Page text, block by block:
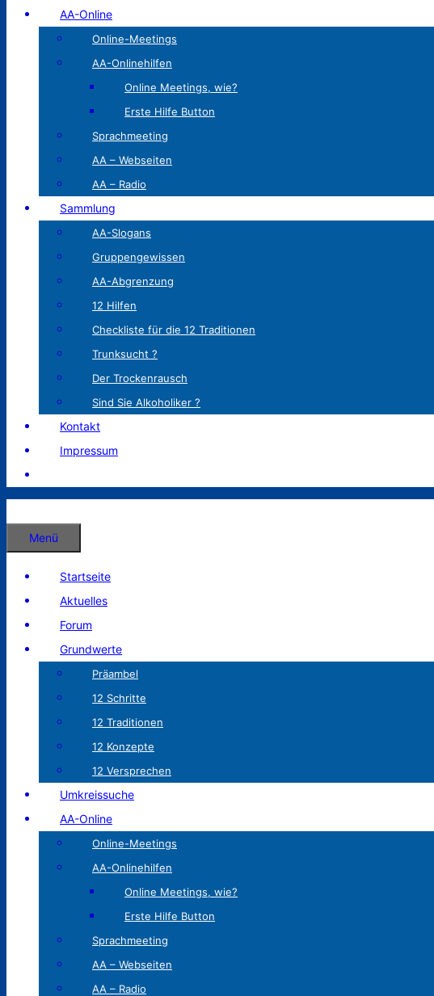
AA-Online
Online-Meetings
AA-Onlinehilfen
Online Meetings, wie?
Erste Hilfe Button
Sprachmeeting
AA – Webseiten
AA – Radio
Sammlung
AA-Slogans
Gruppengewissen
AA-Abgrenzung
12 Hilfen
Checkliste für die 12 Traditionen
Trunksucht ?
Der Trockenrausch
Sind Sie Alkoholiker ?
Kontakt
Impressum
Menü
Startseite
Aktuelles
Forum
Grundwerte
Präambel
12 Schritte
12 Traditionen
12 Konzepte
12 Versprechen
Umkreissuche
AA-Online
Online-Meetings
AA-Onlinehilfen
Online Meetings, wie?
Erste Hilfe Button
Sprachmeeting
AA – Webseiten
AA – Radio